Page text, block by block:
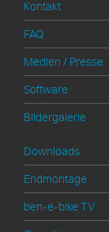
Kontakt
FAQ
Medien / Presse
Software
Bildergalerie
Downloads
Endmontage
ben-e-bike TV